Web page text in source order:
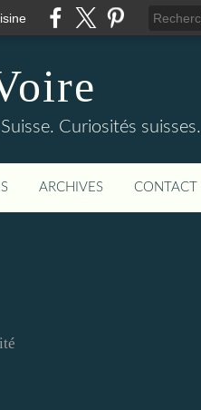
Curiosités suisses.
ARCHIVES CONTACT